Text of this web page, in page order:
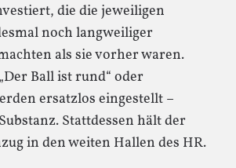
die die jeweiligen
noch langweiliger
als sie vorher waren.
Ball ist rund“ oder
ersatzlos eingestellt –
Stattdessen hält der
in den weiten Hallen des HR.